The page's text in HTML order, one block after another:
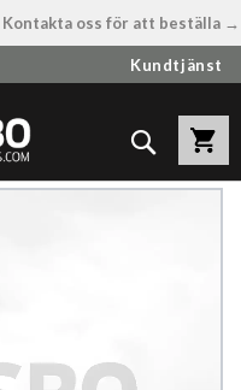
Kontakta oss för att beställa →
Kundtjänst
Sök